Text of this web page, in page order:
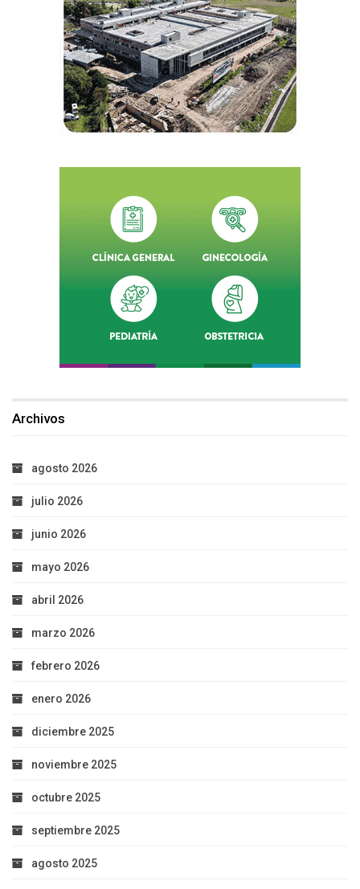
Archivos
agosto 2026
julio 2026
junio 2026
mayo 2026
abril 2026
marzo 2026
febrero 2026
enero 2026
diciembre 2025
noviembre 2025
octubre 2025
septiembre 2025
agosto 2025